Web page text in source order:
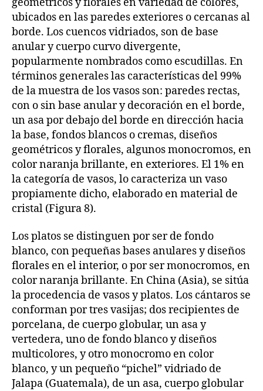
ubicados en las paredes exteriores o cercanas al
borde. Los cuencos vidriados, son de base
anular y cuerpo curvo divergente,
popularmente nombrados como escudillas. En
términos generales las características del 99%
de la muestra de los vasos son: paredes rectas,
con o sin base anular y decoración en el borde,
un asa por debajo del borde en dirección hacia
la base, fondos blancos o cremas, diseños
geométricos y florales, algunos monocromos, en
color naranja brillante, en exteriores. El 1% en
la categoría de vasos, lo caracteriza un vaso
propiamente dicho, elaborado en material de
cristal (Figura 8).
Los platos se distinguen por ser de fondo
blanco, con pequeñas bases anulares y diseños
florales en el interior, o por ser monocromos, en
color naranja brillante. En China (Asia), se sitúa
la procedencia de vasos y platos. Los cántaros se
conforman por tres vasijas; dos recipientes de
porcelana, de cuerpo globular, un asa y
vertedera, uno de fondo blanco y diseños
multicolores, y otro monocromo en color
blanco, y un pequeño “pichel” vidriado de
Jalapa (Guatemala), de un asa, cuerpo globular